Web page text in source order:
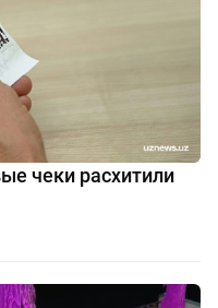
чеки расхитили